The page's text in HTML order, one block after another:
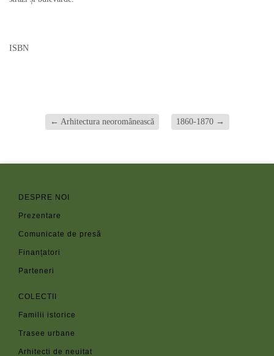
ISBN
← Arhitectura neoromânească 1860-1870 →
DESPRE NOI
Prezentare
Comunicate de presă
Finanțatori
Parteneri
COLECTII
Familii istorice
Trasee urbane
Arhitecti de neuitat